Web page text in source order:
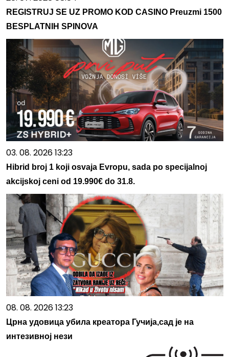
REGISTRUJ SE UZ PROMO KOD CASINO Preuzmi 1500
BESPLATNIH SPINOVA
03. 08. 2026 13:23
Hibrid broj 1 koji osvaja Evropu, sada po specijalnoj
akcijskoj ceni od 19.990€ do 31.8.
08. 08. 2026 13:23
Црна удовица убила креатора Гучија,сад је на
интезивној нези